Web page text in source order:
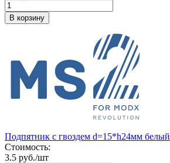
В корзину
Подпятник с гвоздем d=15*h24мм белый
Стоимость:
3.5 руб./шт